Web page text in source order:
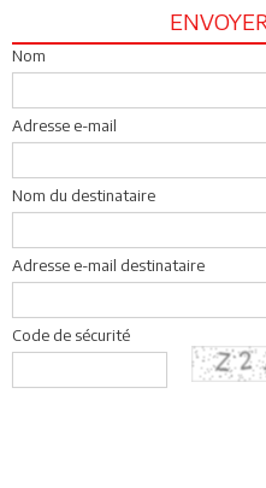
Nom
Adresse e-mail
Nom du destinataire
Adresse e-mail destinataire
Code de sécurité